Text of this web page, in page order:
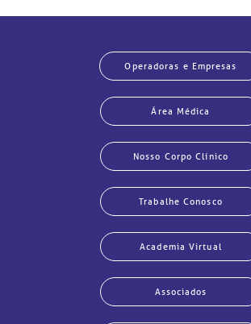
Operadoras e Empresas
Área Médica
Nosso Corpo Clínico
Trabalhe Conosco
Academia Virtual
Associados